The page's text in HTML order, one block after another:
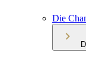
Die